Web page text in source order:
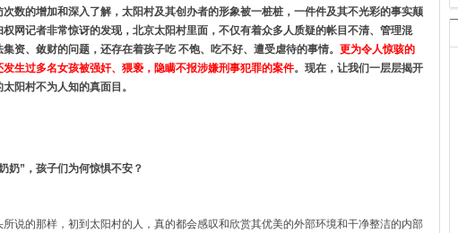
次数的增加和深入了解，太阳村及其创办者的形象被一桩桩，一件件及其不光彩的事实颠
权网记者非常惊讶的发现，北京太阳村里面，不仅有着众多人质疑的帐目不清、管理混
资、敛财的问题，还存在着孩子吃 不饱、吃不好、遭受虐待的事情。 更为令人惊骇的
发生过多名女孩被强奸、猥亵，隐瞒不报涉嫌刑事犯罪的案件。现在，让我们一层层揭开
阳村不为人知的真面目。
奶”，孩子们为何惊惧不安？
所说的那样，初到太阳村的人，真的都会感叹和欣赏其优美的外部环境和干净整洁的内部